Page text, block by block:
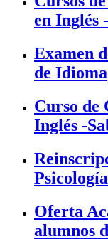
en Inglés
Examen
de Idioma
Curso de
Inglés -
Psicología
Oferta
alumnos